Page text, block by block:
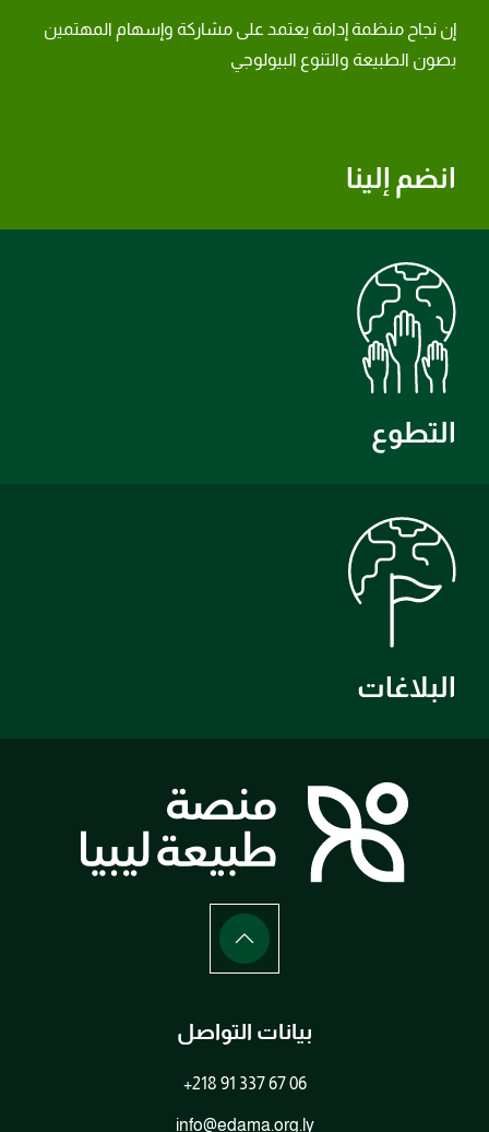
انضم إلينا
إن نجاح منظمة إدامة يعتمد على مشاركة وإسهام المهتمين
بصون الطبيعة والتنوع البيولوجي
التطوع
البلاغات
بيانات التواصل
+218 91 337 67 06
info@edama.org.ly